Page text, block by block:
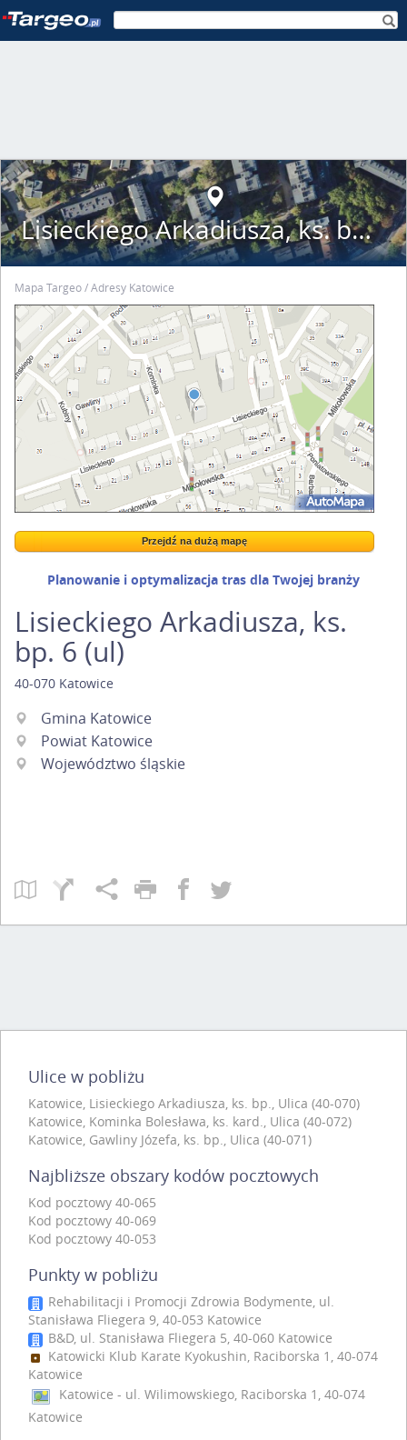
Lisieckiego Arkadiusza, ks. bp. 6
Mapa Targeo Adresy Katowice
Wstaw tę mapkę na swoją stronę
Przejdź na dużą mapę
Przejdź na dużą mapę
Planowanie i optymalizacja tras dla Twojej branży
Lisieckiego Arkadiusza, ks.
bp. 6 (ul)
40-070 Katowice
Gmina Katowice
Powiat Katowice
Województwo śląskie
Ulice w pobliżu
Katowice, Lisieckiego Arkadiusza, ks. bp., Ulica (40-070)
Katowice, Kominka Bolesława, ks. kard., Ulica (40-072)
Katowice, Gawliny Józefa, ks. bp., Ulica (40-071)
Najbliższe obszary kodów pocztowych
Kod pocztowy 40-065
Kod pocztowy 40-069
Kod pocztowy 40-053
Punkty w pobliżu
Rehabilitacji i Promocji Zdrowia Bodymente, ul.
Stanisława Fliegera 9, 40-053 Katowice
B&D, ul. Stanisława Fliegera 5, 40-060 Katowice
Katowicki Klub Karate Kyokushin, Raciborska 1, 40-074
Katowice
Katowice - ul. Wilimowskiego, Raciborska 1, 40-074
Katowice